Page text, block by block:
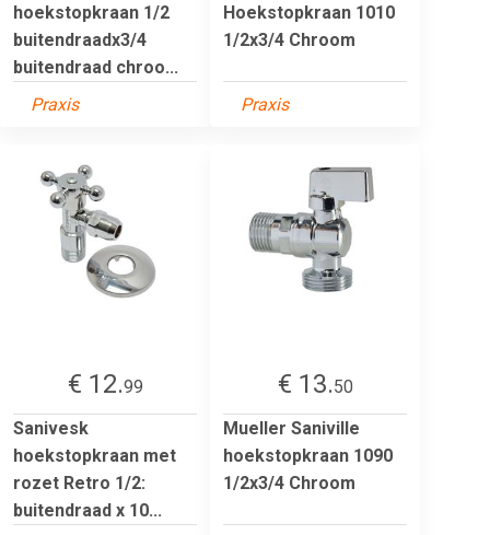
hoekstopkraan 1/2
buitendraadx3/4
buitendraad chroo...
Praxis
Hoekstopkraan 1010
1/2x3/4 Chroom
Praxis
€ 12.99
Sanivesk
hoekstopkraan met
rozet Retro 1/2:
buitendraad x 10...
€ 13.50
Mueller Saniville
hoekstopkraan 1090
1/2x3/4 Chroom